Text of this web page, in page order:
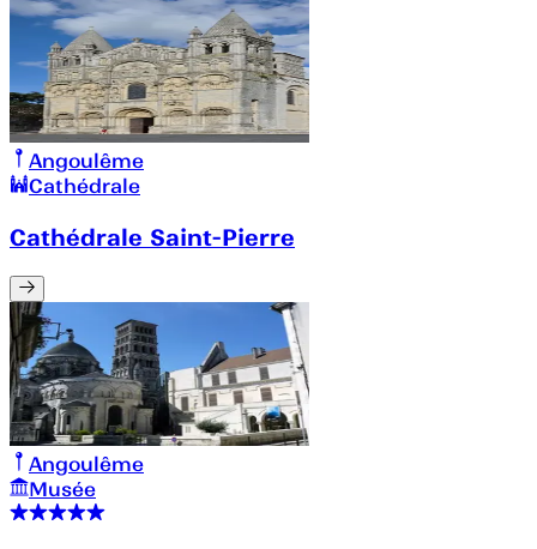
Angoulême
Cathédrale
Cathédrale Saint-Pierre
Angoulême
Musée